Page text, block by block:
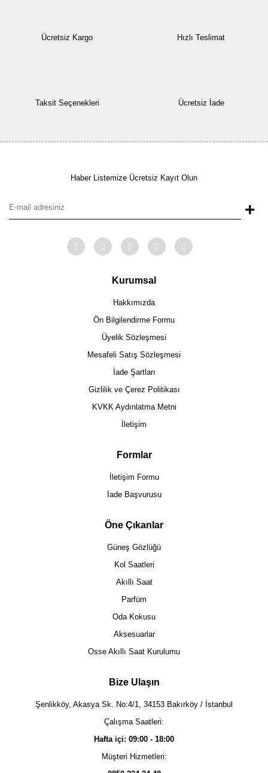
Ücretsiz Kargo Hızlı Teslimat
Taksit Seçenekleri Ücretsiz İade
Haber Listemize Ücretsiz Kayıt Olun
+
Kurumsal
Hakkımızda
Ön Bilgilendirme Formu
Üyelik Sözleşmesi
Mesafeli Satış Sözleşmesi
İade Şartları
Gizlilik ve Çerez Politikası
KVKK Aydınlatma Metni
İletişim
Formlar
İletişim Formu
İade Başvurusu
Öne Çıkanlar
Güneş Gözlüğü
Kol Saatleri
Akıllı Saat
Parfüm
Oda Kokusu
Aksesuarlar
Osse Akıllı Saat Kurulumu
Bize Ulaşın
Şenlikköy, Akasya Sk. No:4/1, 34153 Bakırköy / İstanbul
Çalışma Saatleri:
Hafta içi: 09:00 - 18:00
Müşteri Hizmetleri: